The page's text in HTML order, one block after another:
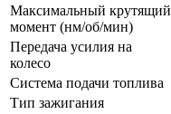
Максимальный крутящий
момент (нм/об/мин)
Передача усилия на
колесо
Система подачи топлива
Тип зажигания